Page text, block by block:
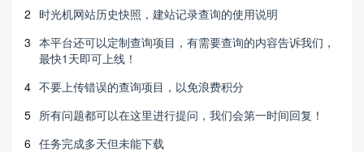
2 时光机网站历史快照，建站记录查询的使用说明
3 本平台还可以定制查询项目，有需要查询的内容告诉我们，
最快1天即可上线！
4 不要上传错误的查询项目，以免浪费积分
5 所有问题都可以在这里进行提问，我们会第一时间回复！
6 任务完成多天但未能下载